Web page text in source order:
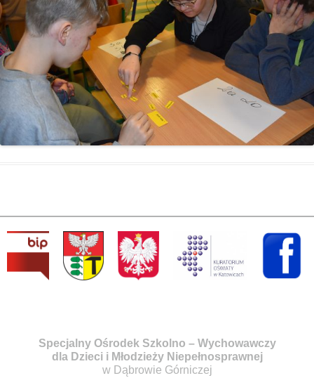
Specjalny Ośrodek Szkolno – Wychowawczy
dla Dzieci i Młodzieży Niepełnosprawnej
w Dąbrowie Górniczej